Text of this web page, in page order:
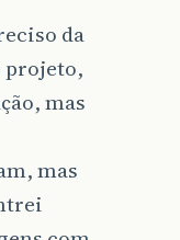
da
projeto,
mas
mas